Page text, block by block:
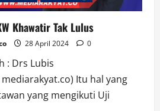
Khawatir Tak Lulus
28 April 2024 0
: Drs Lubis
Itu hal yang
yang mengikuti Uji